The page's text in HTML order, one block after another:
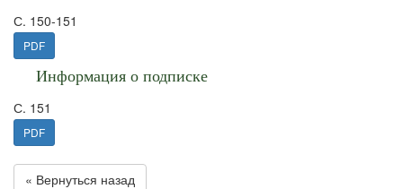
С. 150-151
PDF
Информация о подписке
С. 151
PDF
« Вернуться назад